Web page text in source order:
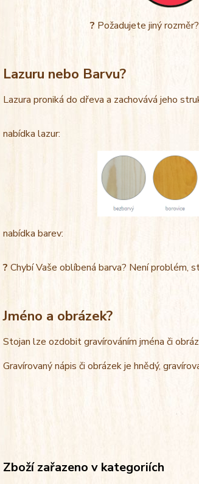
? Požadujete jiný
Lazuru nebo Barvu?
Lazura proniká do dřeva a zachovává jeho
nabídka lazur:
nabídka barev:
? Chybí Vaše oblíbená barva? Není problém,
Jméno a obrázek?
Stojan lze ozdobit gravírováním jména či
Gravírovaný nápis či obrázek je hnědý,
Zboží zařazeno v kategoriích